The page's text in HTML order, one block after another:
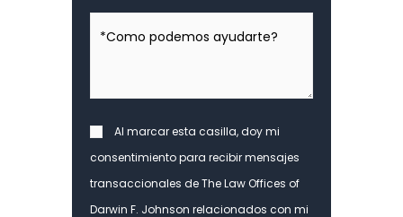
cliente
nuevo?
podemos
*
Consent
Al marcar esta casilla, doy mi
consentimiento para recibir mensajes
transaccionales de The Law Offices of
Darwin F. Johnson relacionados con mi